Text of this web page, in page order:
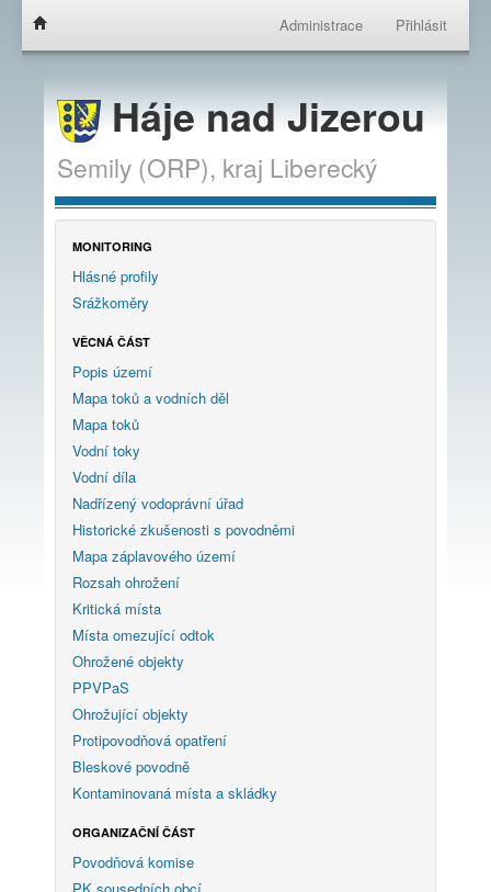
Administrace Přihlásit
Háje nad Jizerou
Semily (ORP), kraj Liberecký
MONITORING
Hlásné profily
Srážkoměry
VĚCNÁ ČÁST
Popis území
Mapa toků a vodních děl
Mapa toků
Vodní toky
Vodní díla
Nadřízený vodoprávní úřad
Historické zkušenosti s povodněmi
Mapa záplavového území
Rozsah ohrožení
Kritická místa
Místa omezující odtok
Ohrožené objekty
PPVPaS
Ohrožující objekty
Protipovodňová opatření
Bleskové povodně
Kontaminovaná místa a skládky
ORGANIZAČNÍ ČÁST
Povodňová komise
PK sousedních obcí